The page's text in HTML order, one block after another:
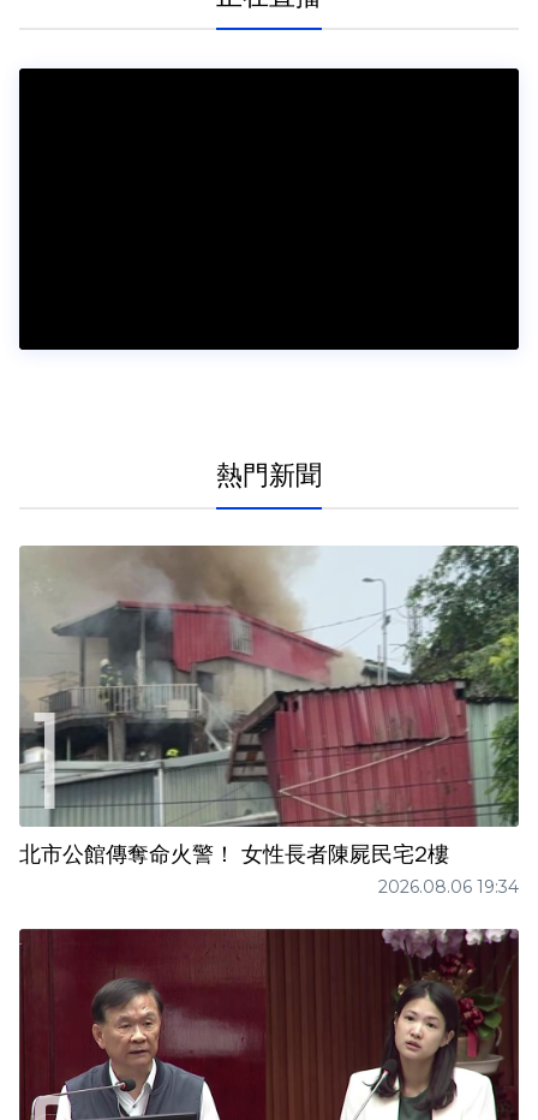
熱門新聞
北市公館傳奪命火警！ 女性長者陳屍民宅2樓
2026.08.06 19:34